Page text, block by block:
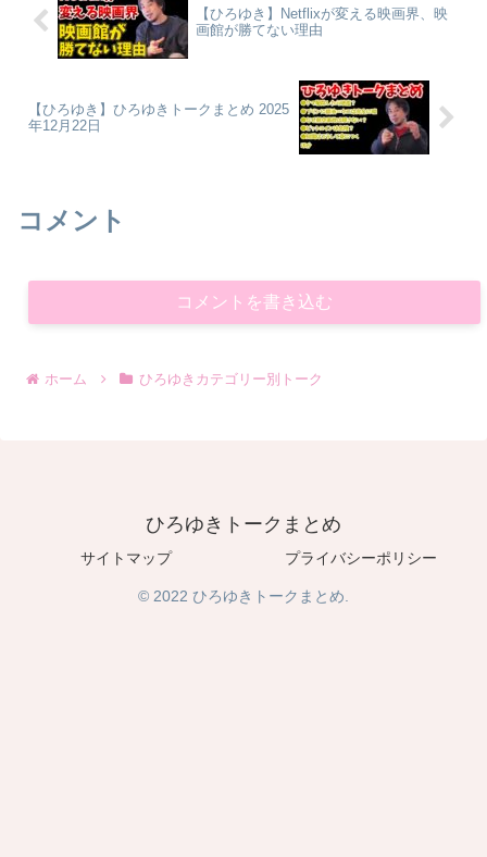
【ひろゆき】Netflixが変える映画界、映
画館が勝てない理由
【ひろゆき】ひろゆきトークまとめ 2025
年12月22日
コメント
コメントを書き込む
ホーム ひろゆきカテゴリー別トーク
ひろゆきトークまとめ
サイトマップ プライバシーポリシー
© 2022 ひろゆきトークまとめ.